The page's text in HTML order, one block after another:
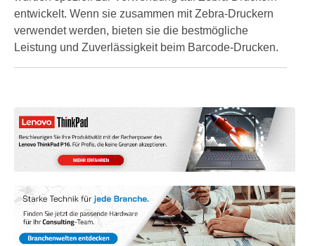
entwickelt. Wenn sie zusammen mit Zebra-Druckern
verwendet werden, bieten sie die bestmögliche
Leistung und Zuverlässigkeit beim Barcode-Drucken.